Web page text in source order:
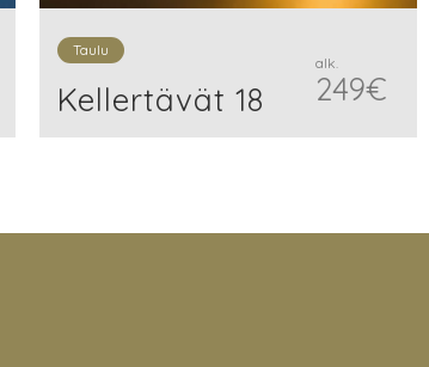
Taulu
Kellertävät 18
alk.
249€